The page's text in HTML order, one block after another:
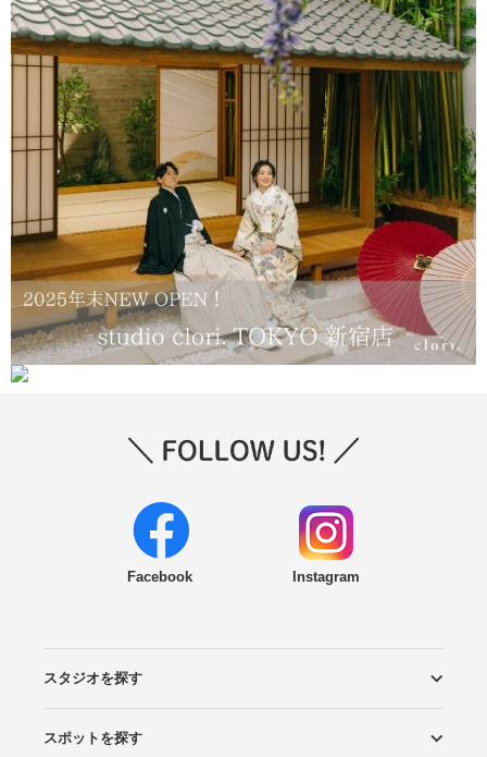
Facebook Instagram
スタジオを探す
エリアから探す
こだわりから探す
NEW PHOTO STYLE
プランから探す
フォトタイプ診断
フォトグラファーから探す
国内リゾートから探す
スポットを探す